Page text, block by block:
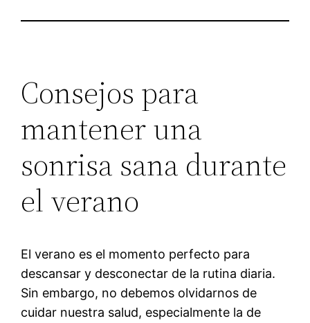
Consejos para
mantener una
sonrisa sana durante
el verano
El verano es el momento perfecto para
descansar y desconectar de la rutina diaria.
Sin embargo, no debemos olvidarnos de
cuidar nuestra salud, especialmente la de